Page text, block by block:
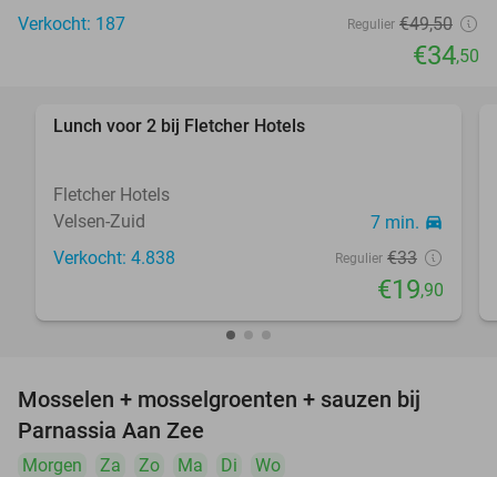
Verkocht: 187 Regulier €49,50
€34,50
Lunch voor 2 bij Fletcher Hotels
Fletcher Hotels
Velsen-Zuid
7 min. directions_car
Verkocht: 4.838 Regulier €33
€19,90
Mosselen + mosselgroenten + sauzen bij
Parnassia Aan Zee
Morgen Za Zo Ma Di
Wo